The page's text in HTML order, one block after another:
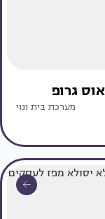
גרופ
מערכת בית ונוי